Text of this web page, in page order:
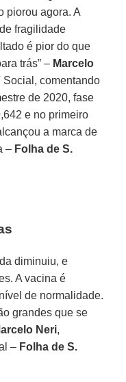
piorou agora. A
fragilidade
é pior do que
trás” – Marcelo
Social, comentando
de 2020, fase
e no primeiro
a marca de
– Folha de S.
diminuiu, e
A vacina é
de normalidade.
grandes que se
Neri,
– Folha de S.